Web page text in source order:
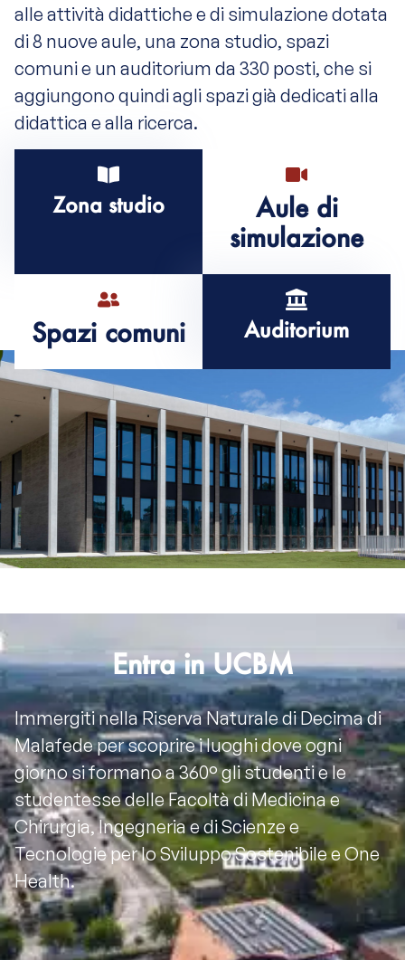
Zona studio
Aule di
simulazione
Spazi comuni Auditorium
alle attività didattiche e di simulazione dotata
di 8 nuove aule, una zona studio, spazi
comuni e un auditorium da 330 posti, che si
aggiungono quindi agli spazi già dedicati alla
didattica e alla ricerca.
Entra in UCBM
Immergiti nella Riserva Naturale di Decima di
Malafede per scoprire i luoghi dove ogni
giorno si formano a 360° gli studenti e le
studentesse delle Facoltà di Medicina e
Chirurgia, Ingegneria e di Scienze e
Tecnologie per lo Sviluppo Sostenibile e One
Health.